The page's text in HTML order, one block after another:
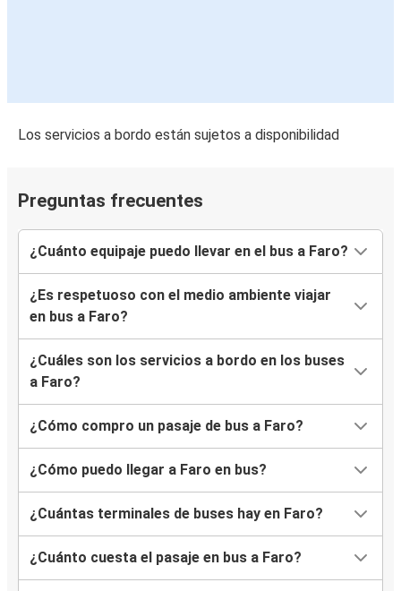
Los servicios a bordo están sujetos a disponibilidad
Preguntas frecuentes
¿Cuánto equipaje puedo llevar en el bus a Faro?
¿Es respetuoso con el medio ambiente viajar
en bus a Faro?
¿Cuáles son los servicios a bordo en los buses
a Faro?
¿Cómo compro un pasaje de bus a Faro?
¿Cómo puedo llegar a Faro en bus?
¿Cuántas terminales de buses hay en Faro?
¿Cuánto cuesta el pasaje en bus a Faro?